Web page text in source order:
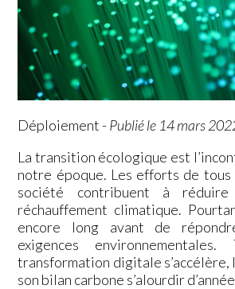
Déploiement - Publié le 14 mars
La transition écologique est
notre époque. Les efforts de
société contribuent à
réchauffement climatique.
encore long avant de
exigences
transformation digitale s’accélère,
son bilan carbone s’alourdir